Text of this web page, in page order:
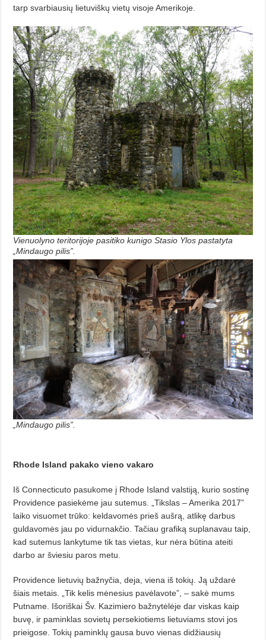
tarp svarbiausių lietuviškų vietų visoje Amerikoje.
Vienuolyno teritorijoje pasitiko kunigo Stasio Ylos pastatyta
„Mindaugo pilis”.
„Mindaugo pilis”.
Rhode Island pakakovieno vakaro
Iš Connecticuto pasukome į Rhode Island valstiją, kurio sostinę
Providence pasiekėme jau sutemus. „Tikslas – Amerika 2017”
laiko visuomet trūko: keldavomės prieš aušrą, atlikę darbus
guldavomės jau po vidurnakčio. Tačiau grafiką suplanavau taip,
kad sutemus lankytume tik tas vietas, kur nėra būtina ateiti
darbo ar šviesiu paros metu.
Providence lietuvių bažnyčia, deja, viena iš tokių. Ją uždarė
šiais metais. „Tik kelis mėnesius pavėlavote”, – sakė mums
Putname. Išoriškai Šv. Kazimiero bažnytėlėje dar viskas kaip
buvę, ir paminklas sovietų persekiotiems lietuviams stovi jos
prieigose. Tokių paminklų gausa buvo vienas didžiausių